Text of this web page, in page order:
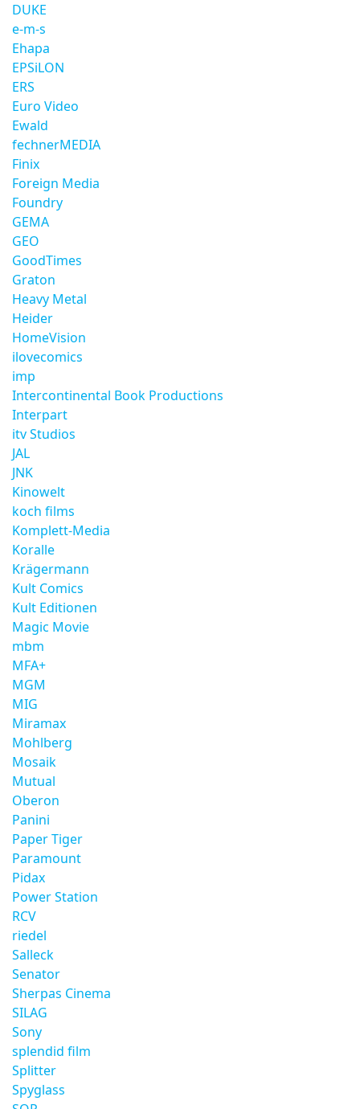
DUKE
e-m-s
Ehapa
EPSiLON
ERS
Euro Video
Ewald
fechnerMEDIA
Finix
Foreign Media
Foundry
GEMA
GEO
GoodTimes
Graton
Heavy Metal
Heider
HomeVision
ilovecomics
imp
Intercontinental Book Productions
Interpart
itv Studios
JAL
JNK
Kinowelt
koch films
Komplett-Media
Koralle
Krägermann
Kult Comics
Kult Editionen
Magic Movie
mbm
MFA+
MGM
MIG
Miramax
Mohlberg
Mosaik
Mutual
Oberon
Panini
Paper Tiger
Paramount
Pidax
Power Station
RCV
riedel
Salleck
Senator
Sherpas Cinema
SILAG
Sony
splendid film
Splitter
Spyglass